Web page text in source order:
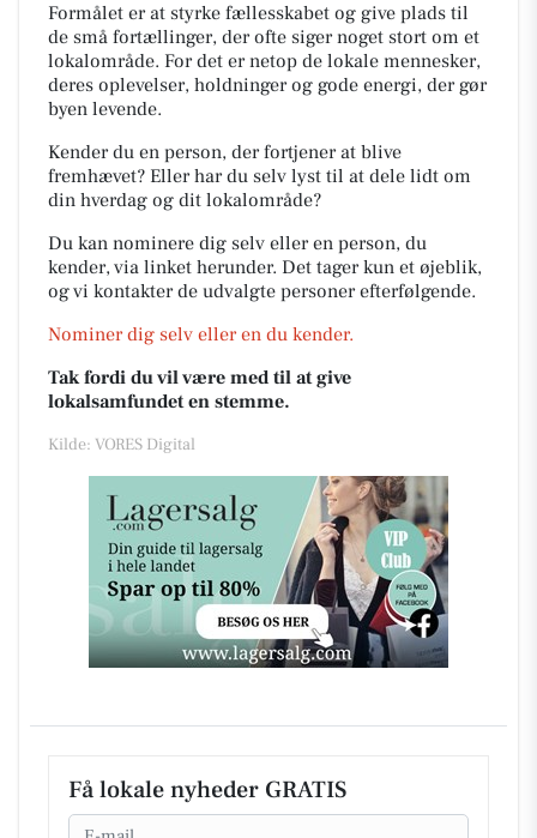
Formålet er at styrke fællesskabet og give plads til
de små fortællinger, der ofte siger noget stort om et
lokalområde. For det er netop de lokale mennesker,
deres oplevelser, holdninger og gode energi, der gør
byen levende.
Kender du en person, der fortjener at blive
fremhævet? Eller har du selv lyst til at dele lidt om
din hverdag og dit lokalområde?
Du kan nominere dig selv eller en person, du
kender, via linket herunder. Det tager kun et øjeblik,
og vi kontakter de udvalgte personer efterfølgende.
Nominer dig selv eller en du kender.
Tak fordi du vil være med til at give
lokalsamfundet en stemme.
Kilde: VORES Digital
Få lokale nyheder GRATIS
Email